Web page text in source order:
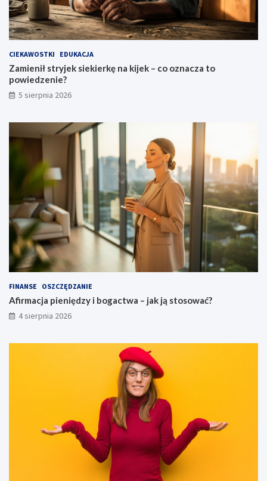
CIEKAWOSTKI EDUKACJA
Zamienił stryjek siekierkę na kijek – co oznacza to
powiedzenie?
5 sierpnia 2026
FINANSE OSZCZĘDZANIE
Afirmacja pieniędzy i bogactwa – jak ją stosować?
4 sierpnia 2026